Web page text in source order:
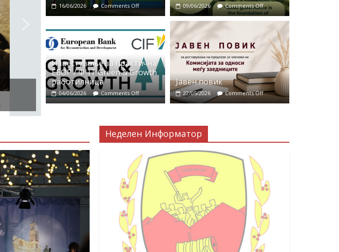
16/06/2026 Comments Off 09/06/2026 Comments Off
Известување за практична
ЕБОР / ФЧТ Green & Growth
работилница
04/06/2026 Comments Off
Јавен повик
22/05/2026 Comments Off
Неделен Информатор